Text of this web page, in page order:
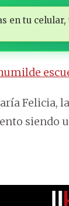
en tu
Felicia,
siendo